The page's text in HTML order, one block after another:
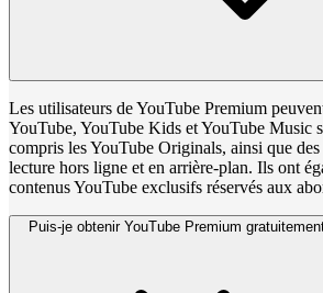
Les utilisateurs de YouTube Premium
YouTube, YouTube Kids et YouTube Music
compris les YouTube Originals, ainsi que
lecture hors ligne et en arrière-plan. Ils ont
contenus YouTube exclusifs réservés aux
Puis-je obtenir YouTube Premium